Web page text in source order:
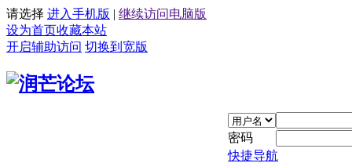
请选择 进入手机版 | 继续访问电脑版
设为首页收藏本站
开启辅助访问 切换到宽版
密码
快捷导航